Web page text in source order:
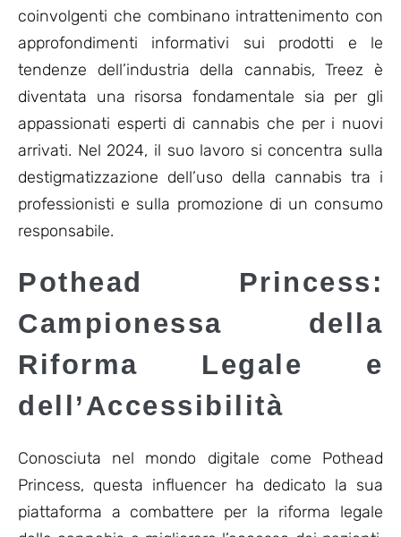
coinvolgenti che combinano intrattenimento con
approfondimenti informativi sui prodotti e le
tendenze dell’industria della cannabis, Treez è
diventata una risorsa fondamentale sia per gli
appassionati esperti di cannabis che per i nuovi
arrivati. Nel 2024, il suo lavoro si concentra sulla
destigmatizzazione dell’uso della cannabis tra i
professionisti e sulla promozione di un consumo
responsabile.
Pothead Princess:
Campionessa della
Riforma Legale e
dell’Accessibilità
Conosciuta nel mondo digitale come Pothead
Princess, questa influencer ha dedicato la sua
piattaforma a combattere per la riforma legale